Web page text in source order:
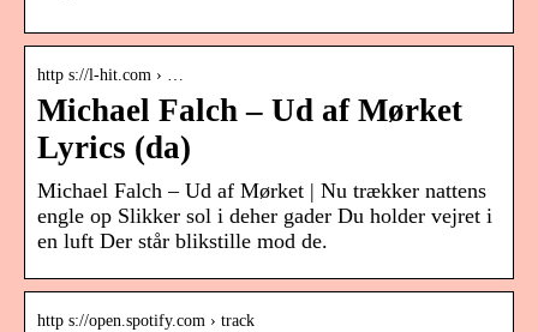
http s://l-hit.com › …
Michael Falch – Ud af Mørket
Lyrics (da)
Michael Falch – Ud af Mørket | Nu trækker nattens
engle op Slikker sol i deher gader Du holder vejret i
en luft Der står blikstille mod de.
http s://open.spotify.com › track